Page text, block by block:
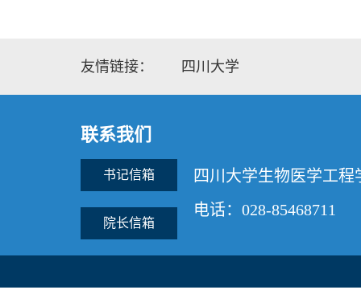
友情链接： 四川大学
联系我们
书记信箱
院长信箱
四川大学生物医学工程
电话：028-85468711